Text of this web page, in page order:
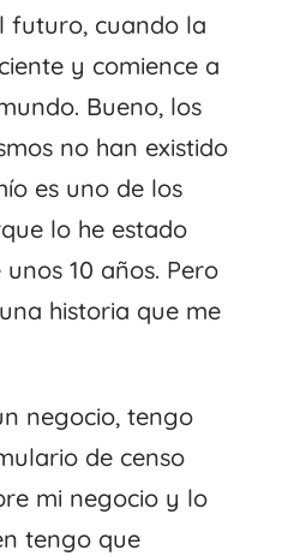
futuro, cuando la
y comience a
Bueno, los
no han existido
es uno de los
lo he estado
10 años. Pero
historia que me
negocio, tengo
de censo
mi negocio y lo
tengo que